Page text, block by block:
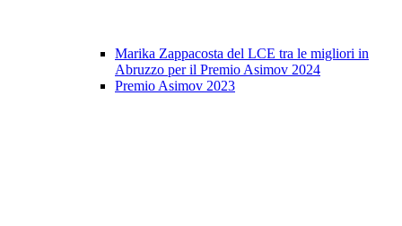
Marika Zappacosta del LCE tra le migliori in
Abruzzo per il Premio Asimov 2024
Premio Asimov 2023